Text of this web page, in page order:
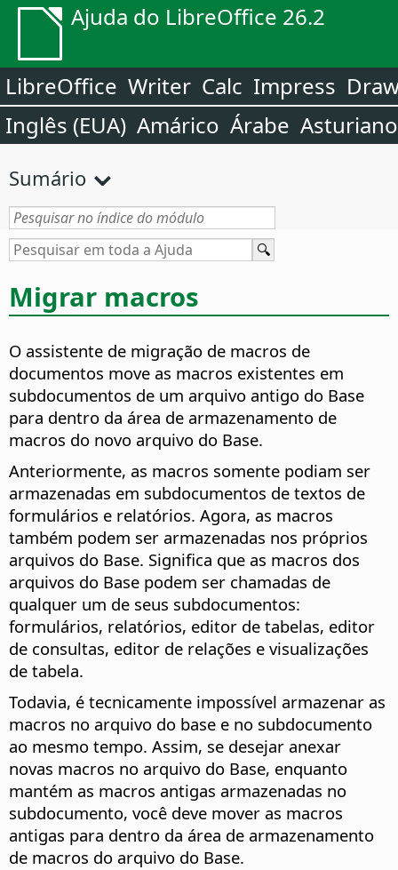
Ajuda do LibreOffice 26.2
LibreOffice Writer Calc Impress
Inglês (EUA) Amárico Árabe Asturiano
Sumário
Migrar macros
O assistente de migração de macros de
documentos move as macros existentes em
subdocumentos de um arquivo antigo do Base
para dentro da área de armazenamento de
macros do novo arquivo do Base.
Anteriormente, as macros somente podiam ser
armazenadas em subdocumentos de textos de
formulários e relatórios. Agora, as macros
também podem ser armazenadas nos próprios
arquivos do Base. Significa que as macros dos
arquivos do Base podem ser chamadas de
qualquer um de seus subdocumentos:
formulários, relatórios, editor de tabelas, editor
de consultas, editor de relações e visualizações
de tabela.
Todavia, é tecnicamente impossível armazenar as
macros no arquivo do base e no subdocumento
ao mesmo tempo. Assim, se desejar anexar
novas macros no arquivo do Base, enquanto
mantém as macros antigas armazenadas no
subdocumento, você deve mover as macros
antigas para dentro da área de armazenamento
de macros do arquivo do Base.